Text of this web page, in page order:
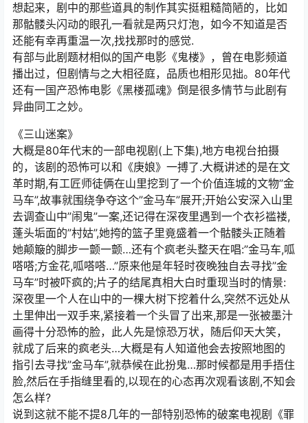
想起来，剧中的那些道具的制作其实挺粗糙简陋的，比如
那骷髅头闪动的眼孔一看就是两只灯泡，如今不知道是否
还能有幸再重温一次,找找那时的感觉.
有部与此剧题材相似的国产电影《鬼楼》，曾在电影频道
播出过，但剧情与之大相径庭，品质也相形见拙。80年代
还有一国产恐怖电影《黑楼孤魂》倒是很多情节与此剧有
异曲同工之妙。
《三山迷案》
大概是80年代末的一部电视剧(上下集),地方电视台拍摄
的，该剧的恐怖可以和《庚娘》一搏了.大概讲述的是在文
革时期,有工匠师徒俩在山里挖到了一个价值连城的文物”金
马车”,故事就围绕争夺这个”金马车”展开;开始公安深入山里
去调查山中”闹鬼”一案,还记得在深夜里遇到一个衣衫褴褛,
蓬头垢面的”村姑”,她挎的篮子里竟盛着一个骷髅头正随着
她颠簸的脚步一颤一颤…还有个疯老头整天在唱:”金马车,呱
嗒嗒;方金花,呱嗒嗒…”原来他是年轻时夜晚独自去寻找”金
马车”时被吓疯的;片子的结尾真相大白时重现当时的情景:
深夜里一个人在山中的一棵大树下挖着什么,突然不远处从
土里伸出一双手来,紧接着一个头冒了出来,那是一张被墨汁
画得十分恐怖的脸，此人先是惊恐万状，随后仰天大笑，
就成了后来的疯老头…大概是有人知道他会去按照地图的
指引去寻找”金马车”,就恭候在此扮鬼…那时候都是用手捂住
脸,然后在手指缝里看的,以现在的心态再次观看该剧,不知会
怎么样?
说到这就不能不提8几年的一部特别恐怖的破案电视剧《罪